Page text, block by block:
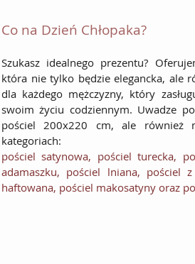
Co na Dzień Chłopaka?
Szukasz idealnego prezentu?
która nie tylko będzie elegancka, ale
dla każdego mężczyzny, który
swoim życiu codziennym. Uwadze
pościel 200x220 cm, ale również
kategoriach:
pościel satynowa, pościel turecka,
adamaszku, pościel lniana, pościel
haftowana, pościel makosatyny oraz